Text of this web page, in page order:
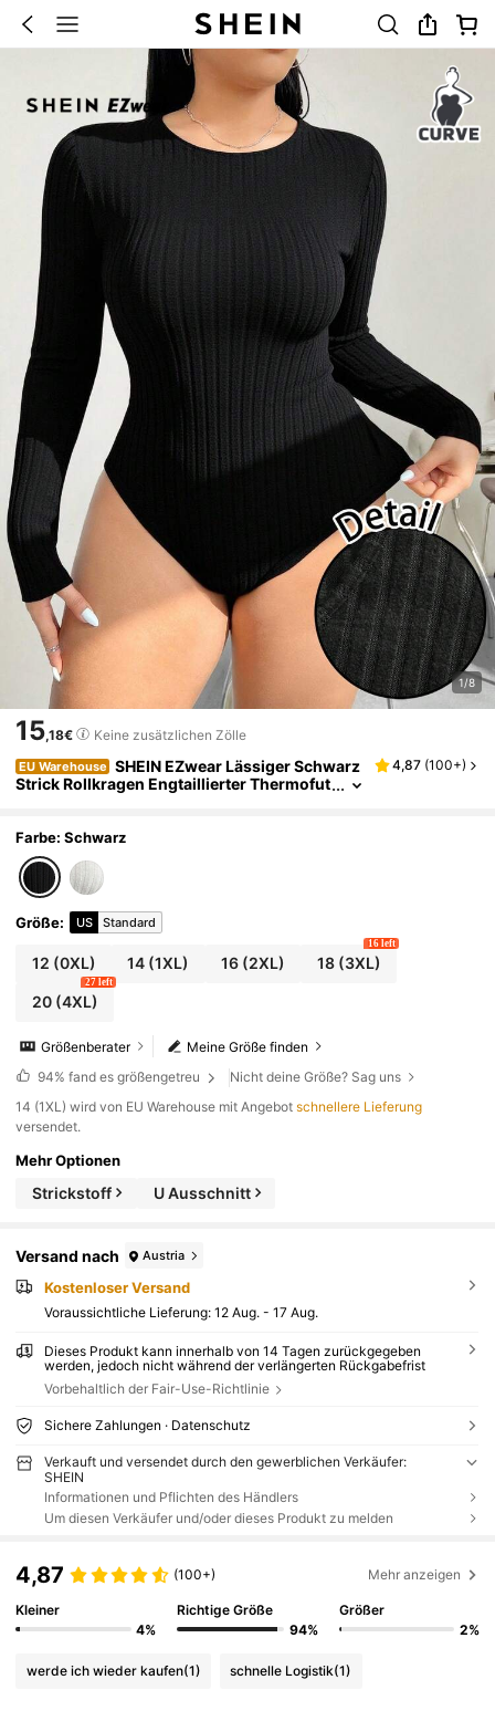
1/8
15,18€ Keine zusätzlichen Zölle
EU Warehouse SHEIN EZwear Lässiger Schwarz
Strick Rollkragen Engtaillierter Thermofut
odysuit Schwarz Bodysuit Damen Damen Bod
ysuit Sexy Bodysuit Sexy Damenbekleidung D
amen Bodysuit
4,87 (100+)
Farbe: Schwarz
Größe: US Standard
12 (0XL) 14 (1XL) 16(2XL) 18(3XL)
16 left
20(4XL)
27 left
Meine Größe finden
Größenberater
94% fand es größengetreu
Nicht deine Größe? Sag uns
​14 (1XL) wird von EU Warehouse mit Angebotschnellere Lieferung
versendet.
Mehr Optionen
Strickstoff U Ausschnitt
Versand nach Austria
Kostenloser Versand
Voraussichtliche Lieferung: 12 Aug. - 17 Aug.
Dieses Produkt kann innerhalb von 14 Tagen zurückgegeben
werden, jedoch nicht während der verlängerten Rückgabefrist
Vorbehaltlich der Fair-Use-Richtlinie
Sichere Zahlungen · Datenschutz
Verkauft und versendet durch den gewerblichen Verkäufer:
SHEIN
Informationen und Pflichten des Händlers
Um diesen Verkäufer und/oder dieses Produkt zu melden
4,87 (100+) Mehr anzeigen
Kleiner
4%
Richtige Größe
94%
Größer
2%
werde ich wieder kaufen(1) schnelle Logistik(1)